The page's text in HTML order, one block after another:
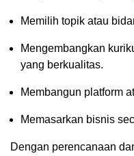
Memilih topik atau
Mengembangkan
yang berkualitas.
Membangun platform
Memasarkan bisnis
Dengan perencanaan